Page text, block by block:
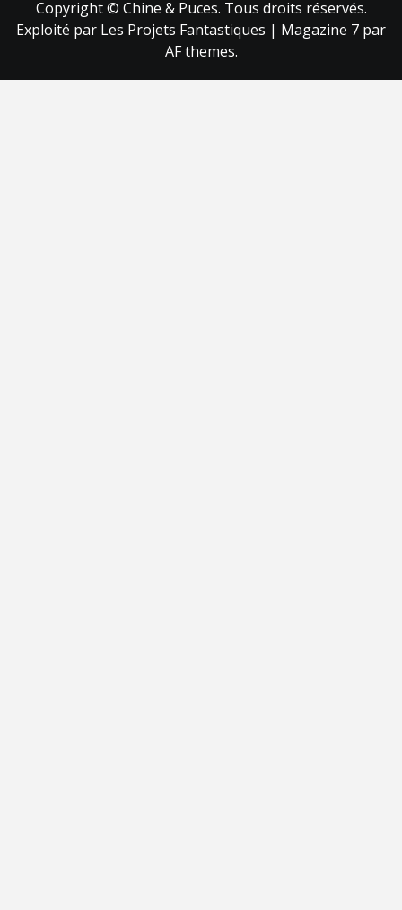
Copyright © Chine & Puces. Tous droits réservés.
Exploité par Les Projets Fantastiques | Magazine 7 par
AF themes.